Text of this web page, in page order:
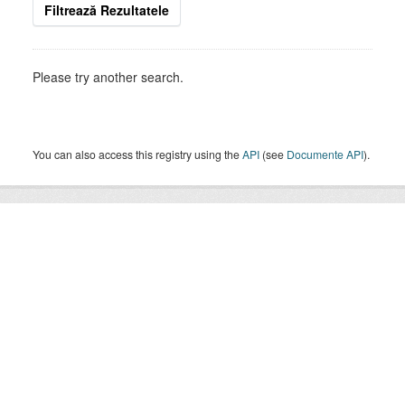
Filtrează Rezultatele
Please try another search.
You can also access this registry using theAPI (see Documente API).